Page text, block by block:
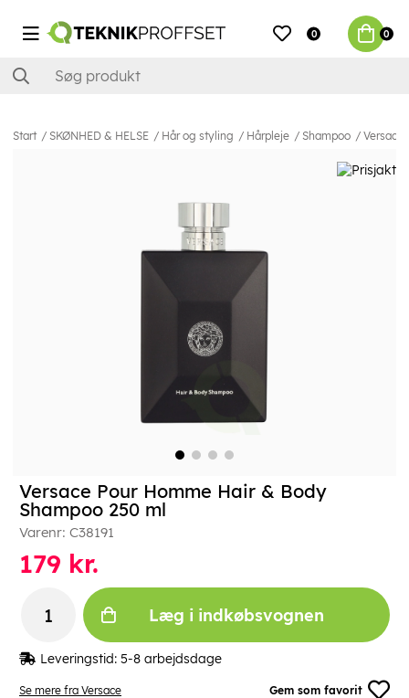
0 0
Start SKØNHED & HELSE Hår og styling Hårpleje Shampoo Versace
Se mere fra Versace Gem som favorit
Versace Pour Homme Hair & Body
Shampoo 250 ml
Varenr: C38191
179 kr.
Læg i indkøbsvognen
Leveringstid: 5-8 arbejdsdage